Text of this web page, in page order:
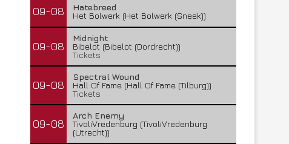
09-08
Hatebreed
Het Bolwerk (Het Bolwerk (Sneek))
09-08
Midnight
Bibelot (Bibelot (Dordrecht))
Tickets
09-08
Spectral Wound
Hall Of Fame (Hall Of Fame (Tilburg))
Tickets
09-08
Arch Enemy
TivoliVredenburg (TivoliVredenburg
(Utrecht))